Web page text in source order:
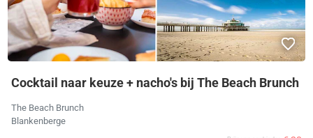
Cocktail naar keuze + nacho's bij The Beach Brunch
The Beach Brunch
Blankenberge